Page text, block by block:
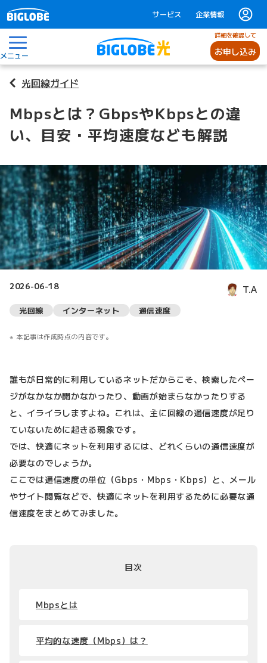
サービス 企業情報
メニュー
詳細を確認して
お申し込み
光回線ガイド
Mbpsとは？GbpsやKbpsとの違
い、目安・平均速度なども解説
2026-06-18 T.A
光回線 インターネット 通信速度
本記事は作成時点の内容です。
誰もが日常的に利用しているネットだからこそ、検索したペー
ジがなかなか開かなかったり、動画が始まらなかったりする
と、イライラしますよね。これは、主に回線の通信速度が足り
ていないために起きる現象です。
では、快適にネットを利用するには、どれくらいの通信速度が
必要なのでしょうか。
ここでは通信速度の単位（Gbps・Mbps・Kbps）と、メール
やサイト閲覧などで、快適にネットを利用するために必要な通
信速度をまとめてみました。
目次
Mbpsとは
平均的な速度（Mbps）は？